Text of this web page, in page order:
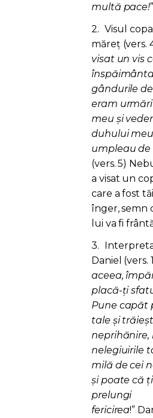
multă pace!
2. Visul
măreț (vers.
visat un vis
gândurile
eram
meu şi
duhului
umpleau de
(vers. 5) N
a visat un
care a fost
înger, semn
lui va fi
3.
Daniel (vers.
aceea,
placă-ţi
Pune capăt
tale şi
neprihănire,
nelegiuirile
milă de cei
şi poate că
prelungi
fericirea!”